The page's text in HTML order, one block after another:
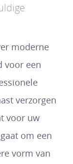
moderne
voor een
verzorgen
voor uw
om een
vorm van